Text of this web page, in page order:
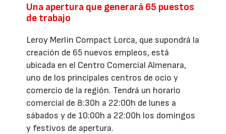
Una apertura que generará 65 puestos
de trabajo
Leroy Merlin Compact Lorca, que supondrá la
creación de 65 nuevos empleos, está
ubicada en el Centro Comercial Almenara,
uno de los principales centros de ocio y
comercio de la región. Tendrá un horario
comercial de 8:30h a 22:00h de lunes a
sábados y de 10:00h a 22:00h los domingos
y festivos de apertura.